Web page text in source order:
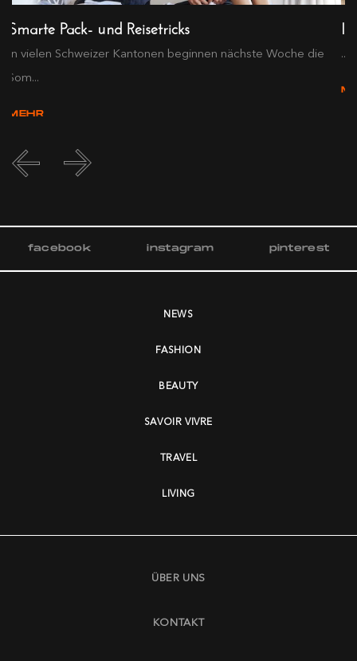
Smarte Pack- und Reisetricks
In vielen Schweizer Kantonen beginnen nächste Woche die
Som...
MEHR
...
facebook instagram pinterest
NEWS
FASHION
BEAUTY
SAVOIR VIVRE
TRAVEL
LIVING
ÜBER UNS
KONTAKT